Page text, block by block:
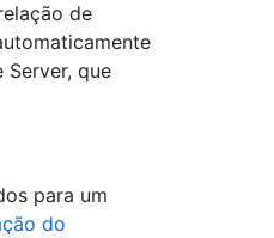
de
que
para um
do